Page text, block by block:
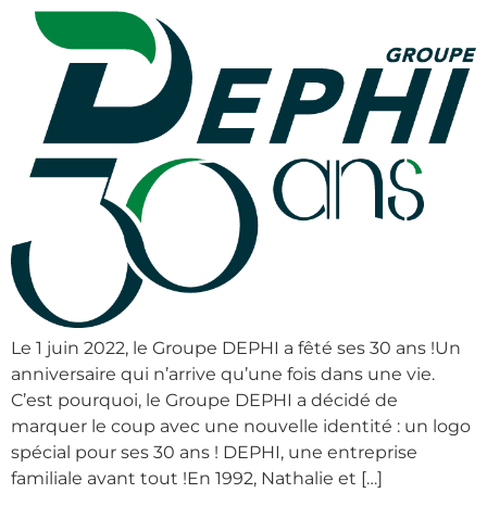
Le 1 juin 2022, le Groupe DEPHI a fêté ses 30 ans !Un
anniversaire qui n’arrive qu’une fois dans une vie.
C’est pourquoi, le Groupe DEPHI a décidé de
marquer le coup avec une nouvelle identité : un logo
spécial pour ses 30 ans ! DEPHI, une entreprise
familiale avant tout !En 1992, Nathalie et […]